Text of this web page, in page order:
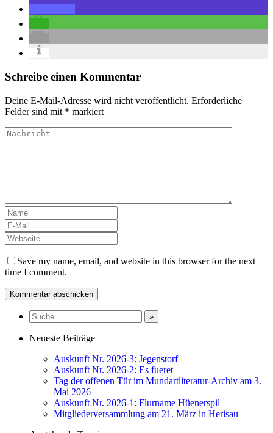
Schreibe einen Kommentar
Deine E-Mail-Adresse wird nicht veröffentlicht. Erforderliche
Felder sind mit * markiert
Save my name, email, and website in this browser for the next
time I comment.
Neueste Beiträge
Auskunft Nr. 2026-3: Jegenstorf
Auskunft Nr. 2026-2: Es fueret
Tag der offenen Tür im Mundartliteratur-Archiv am 3.
Mai 2026
Auskunft Nr. 2026-1: Flurname Hüenerspil
Mitgliederversammlung am 21. März in Herisau